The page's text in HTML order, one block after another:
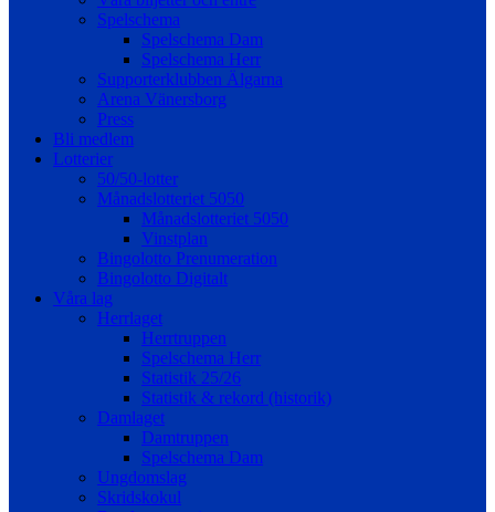
Spelschema
Spelschema Dam
Spelschema Herr
Supporterklubben Älgarna
Arena Vänersborg
Press
Bli medlem
Lotterier
50/50-lotter
Månadslotteriet 5050
Månadslotteriet 5050
Vinstplan
Bingolotto Prenumeration
Bingolotto Digitalt
Våra lag
Herrlaget
Herrtruppen
Spelschema Herr
Statistik 25/26
Statistik & rekord (historik)
Damlaget
Damtruppen
Spelschema Dam
Ungdomslag
Skridskokul